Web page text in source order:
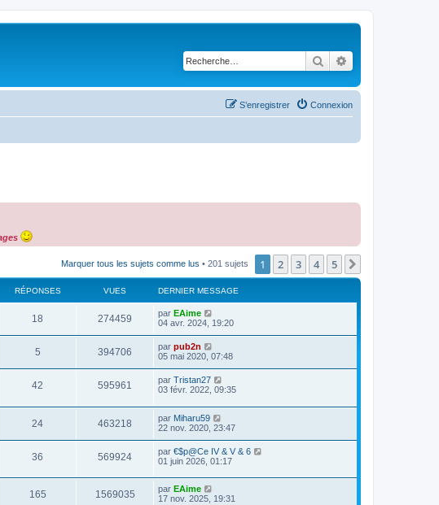
Rechercher
Connexion
S’enregistrer
Marquer tous les sujets comme lus • 201 sujets 1 2 3 4 5
RÉPONSES VUES DERNIER MESSAGE
18 274459 par EAime
04 avr. 2024, 19:20
5 394706 par pub2n
05 mai 2020, 07:48
42 595961 par Tristan27
03 févr. 2022, 09:35
24 463218 par Miharu59
22 nov. 2020, 23:47
36 569924 par €$p@Ce IV & V & 6
01 juin 2026, 01:17
165 1569035 par EAime
17 nov. 2025, 19:31